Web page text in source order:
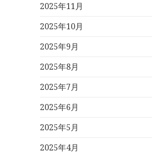
2025年11月
2025年10月
2025年9月
2025年8月
2025年7月
2025年6月
2025年5月
2025年4月